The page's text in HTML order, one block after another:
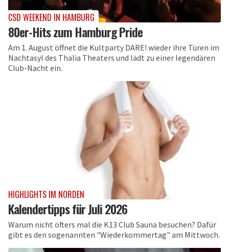
CSD WEEKEND IN HAMBURG
80er-Hits zum Hamburg Pride
Am 1. August öffnet die Kultparty DARE! wieder ihre Türen im
Nachtasyl des Thalia Theaters und lädt zu einer legendären
Club-Nacht ein.
HIGHLIGHTS IM NORDEN
Kalendertipps für Juli 2026
Warum nicht öfters mal die K13 Club Sauna besuchen? Dafür
gibt es den sogenannten "Wiederkommertag" am Mittwoch.